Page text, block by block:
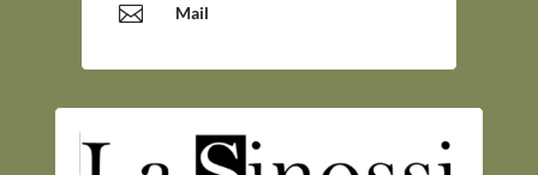
 Mail